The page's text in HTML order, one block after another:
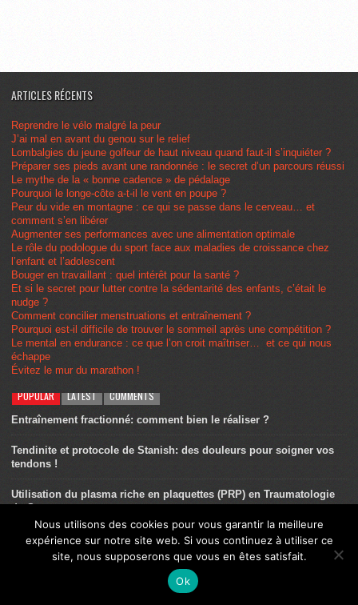
ARTICLES RÉCENTS
Reprendre le vélo malgré la peur
J’ai mal en avant du genou sur le relief
Lombalgies du jeune golfeur de haut niveau quand faut-il s’inquiéter ?
Préparer ses pieds avant une randonnée : le secret d’un parcours réussi
Le mythe de la « bonne cadence » de pédalage
Pourquoi le longe-côte a-t-il le vent en poupe ?
Peur du vide en montagne : ce qui se passe dans le cerveau… et
comment s’en libérer
Augmenter ses performances avec une alimentation optimale
Le rôle du podologue du sport face aux maladies de croissance chez
l’enfant et l’adolescent
Bouger en travaillant : quel intérêt pour la santé ?
Et si le secret pour lutter contre la sédentarité des enfants, c’était le
nudge ?
Comment concilier menstruations et entraînement ?
Pourquoi est-il difficile de trouver le sommeil après une compétition ?
Le mental en endurance : ce que l’on croit maîtriser… et ce qui nous
échappe
Évitez le mur du marathon !
POPULAR LATEST COMMENTS
Entraînement fractionné: comment bien le réaliser ?
Tendinite et protocole de Stanish: des douleurs pour soigner vos
tendons !
Utilisation du plasma riche en plaquettes (PRP) en Traumatologie
du Sport
Entraînement – la séance au seuil: tout ce que vous devez
connaître
Blessure: arrêtez de vous arrêter!
Nous utilisons des cookies pour vous garantir la meilleure
expérience sur notre site web. Si vous continuez à utiliser ce
site, nous supposerons que vous en êtes satisfait.
Ok